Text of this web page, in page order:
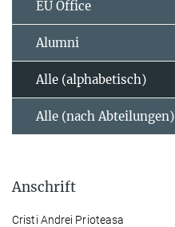
EU Office
Alumni
Alle (alphabetisch)
Alle (nach Abteilungen)
Anschrift
Cristi Andrei Prioteasa